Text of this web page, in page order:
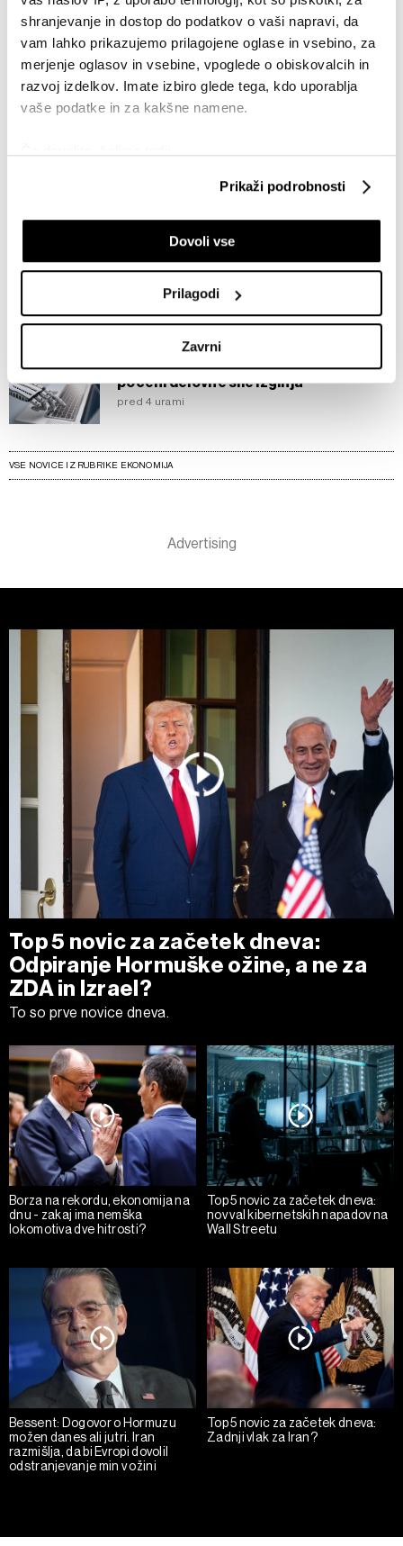
shranjevanje in dostop do podatkov o vaši napravi, da
vam lahko prikazujemo prilagojene oglase in vsebino, za
merjenje oglasov in vsebine, vpoglede o obiskovalcih in
razvoj izdelkov. Imate izbiro glede tega, kdo uporablja
vaše podatke in za kakšne namene.
Identificirati napravo z aktivnim preverjanjem
lastnosti (odčitavanje prstnih odtisov)
Poglejte si še, kako se obdelujejo vaši osebni podatki in
nastavite svoje preference vrazdelku o podrobnostih
iz Izjave o piškotkih.
Skupni upravljavci obdelave so HD-WIN ARENA SPORT
d.o.o. inPartnerji
. Več o podatkih, ki jih obdelujemo, in o
vaših pravicah glede teh podatkov najdete v naši
pa vPolitiki piškotkov.
Piškotke lahko kadar koli ponovno prilagodite tako, da
Prikaži podrobnosti
Dovoli vse
Prilagodi
Zavrni
Meški pakt: Turčiji, Savdski Arabiji in
Pakistanu bi se lahko pridružil še Egipt
pred 56 minutami
inteligenci? Podjetja za odpadke
Chartreuse, več kot 400 let star
prestiža in redkosti
pred 1 uro
IT-ousourcing v regiji – prednost
poceni delovne sile izginja
pred 4 urami
VSE NOVICE IZ RUBRIKE EKONOMIJA
Top 5 novic za začetek dneva:
Odpiranje Hormuške ožine, a ne za
ZDA in Izrael?
To so prve novice dneva.
Borza na rekordu, ekonomija na
dnu - zakaj ima nemška
lokomotiva dve hitrosti?
Top 5 novic za začetek dneva:
nov val kibernetskih napadov na
Wall Streetu
Bessent: Dogovor o Hormuzu
možen danes ali jutri. Iran
razmišlja, da bi Evropi dovolil
odstranjevanje min v ožini
Top 5 novic za začetek dneva:
Zadnji vlak za Iran?